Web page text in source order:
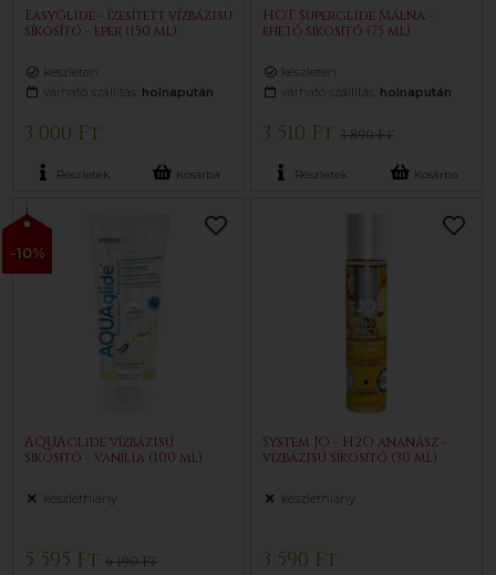
EasyGlide - ízesített vízbázisú
síkosító - eper (150 ml)
készleten
várható szállítás: holnapután
3 000 Ft
Részletek Kosárba
HOT Superglide Málna -
ehető síkosító (75 ml)
készleten
várható szállítás: holnapután
3 510 Ft3 890 Ft
Részletek Kosárba
-10%
AQUAglide vízbázisú
síkosító - vanília (100 ml)
készlethiány
5 595 Ft6 190 Ft
System JO - H2O ananász -
vízbázisú síkosító (30 ml)
készlethiány
3 590 Ft